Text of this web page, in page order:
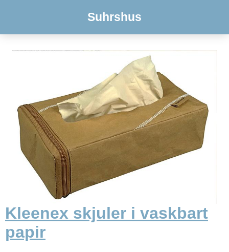
Suhrshus
Kleenex skjuler i vaskbart
papir